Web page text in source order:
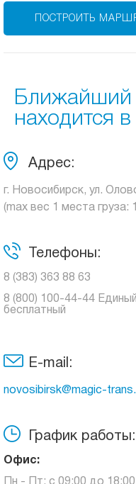
ПОСТРОИТЬ
Ближайший
находится
Адрес:
г. Новосибирск, ул.
(max вес 1 места груза:
Телефоны:
8 (383) 363 88 63
8 (800) 100-44-44
бесплатный
E-mail:
novosibirsk@magic-
График работы:
Офис:
Пн - Пт: с 09:00 до 18:00